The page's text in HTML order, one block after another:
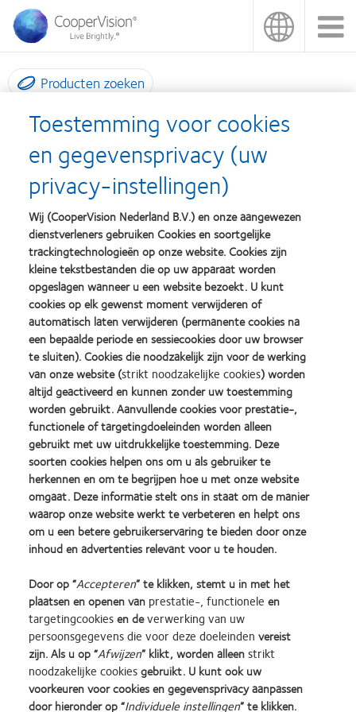
Overslaan
naar
de
inhoud
gaan
Producten zoeken
Algemene Voorwaarden -
Leveringsovereenkomst voor
Merkproducten
Deze Algemene Voorwaarden zijn opgenomen in en maken
onderdeel uit van de Overeenkomst tussen u (de Klant) en
CooperVision Nederland BV (de Leverancier). Nadere details zijn
opgenomen in het Voorblad van de Overeenkomst die u ter
ondertekening zijn verstrekt.
Wij raden u aan een exemplaar van deze Algemene Voorwaarden
op te slaan of af te drukken ten behoeve van latere
kennisneming.
Algemene voorwaarden Merkproducten
Learn
more
Silmo
d’Or
best
product
award
met
MyDay™
(2013)
Learn
more
Contact
Lens
Product
of
the
Year
(2013)
Learn
more
2012
&
2010
Best
Companies
for
Leaders
(2012)
Learn
more
2011
Best
Factory
Awards
(2011)
Learn
more
ODMA
2011
(2011)
Learn
more
2012
REBRAND
Global
Award
(2012)
more
about
BCLA
Industry
Award
Winner
Onze producten
Contact
Privacybeleid
Beleid ten aanzien van
opmerkingen
Site voor consumenten
Toestemmingsvoorkeuren
Toestemming voor cookies
en gegevensprivacy (uw
privacy-instellingen)
Wij (CooperVision Nederland B.V.) en onze aangewezen
dienstverleners gebruiken Cookies en soortgelijke
trackingtechnologieën op onze website. Cookies zijn
kleine tekstbestanden die op uw apparaat worden
opgeslagen wanneer u een website bezoekt. U kunt
cookies op elk gewenst moment verwijderen of
automatisch laten verwijderen (permanente cookies na
een bepaalde periode en sessiecookies door uw browser
te sluiten). Cookies die noodzakelijk zijn voor de werking
van onze website (strikt noodzakelijke cookies) worden
altijd geactiveerd en kunnen zonder uw toestemming
worden gebruikt. Aanvullende cookies voor prestatie-,
functionele of targetingdoeleinden worden alleen
gebruikt met uw uitdrukkelijke toestemming. Deze
soorten cookies helpen ons om u als gebruiker te
herkennen en om te begrijpen hoe u met onze website
omgaat. Deze informatie stelt ons in staat om de manier
waarop onze website werkt te verbeteren en helpt ons
om u een betere gebruikerservaring te bieden door onze
inhoud en advertenties relevant voor u te houden.
Door op “Accepteren” te klikken, stemt u in met het
plaatsen en openen van prestatie-, functionele en
targetingcookiesen deverwerking van uw
persoonsgegevens die voor deze doeleinden vereist
zijn. Als u op “Afwijzen” klikt, worden alleenstrikt
noodzakelijke cookiesgebruikt. U kunt ook uw
voorkeuren voor cookies en gegevensprivacy aanpassen
door hieronder op “Individuele instellingen” te klikken.